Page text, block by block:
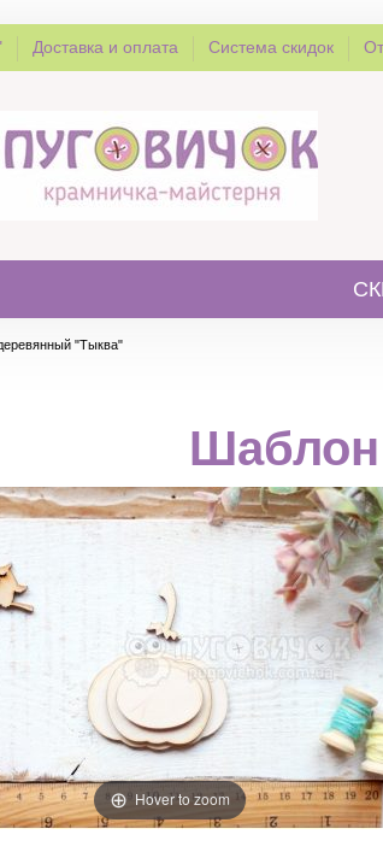
Доставка и оплата Система скидок
"Тыква"
Hover to zoom